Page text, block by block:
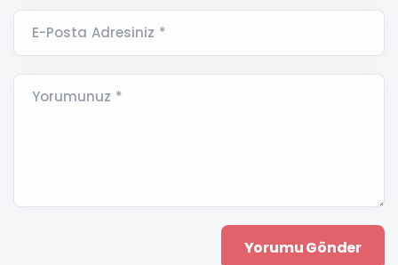
E-Posta Adresiniz *
Yorumunuz *